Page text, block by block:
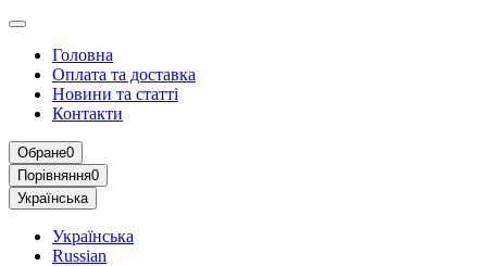
Головна
Оплата та доставка
Новини та статті
Контакти
Обране0
Порівняння0
Українська
Українська
Russian